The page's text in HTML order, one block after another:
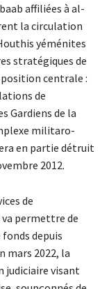
affiliées à al-
la circulation
yéménites
stratégiques de
position centrale :
de
Gardiens de la
militaro-
en partie détruit
2012.
de
permettre de
depuis
mars 2022, la
judiciaire visant